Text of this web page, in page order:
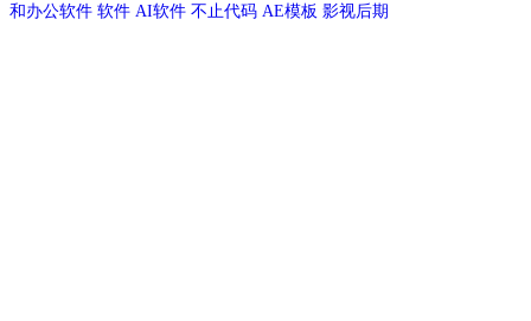
和办公软件 软件 AI软件 不止代码 AE模板 影视后期